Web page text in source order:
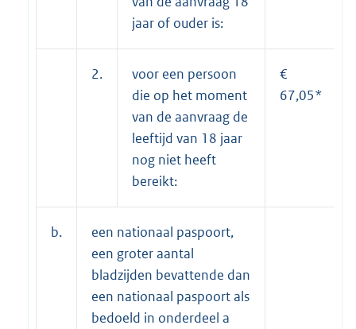
jaar of ouder is:
2.
voor een persoon
die op het moment
van de aanvraag de
leeftijd van 18 jaar
nog niet heeft
bereikt:
€
67,05*
b.
een nationaal paspoort,
een groter aantal
bladzijden bevattende dan
een nationaal paspoort als
bedoeld in onderdeel a